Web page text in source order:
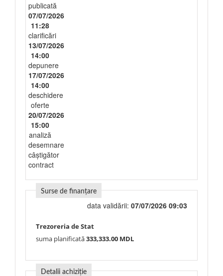
publicată
07/07/2026
11:28
clarificări
13/07/2026
14:00
depunere
17/07/2026
14:00
deschidere
oferte
20/07/2026
15:00
analiză
desemnare
câștigător
contract
Surse de finanțare
data validării: 07/07/2026 09:03
Trezoreria de Stat
suma planificată333,333.00 MDL
Detalii achiziție